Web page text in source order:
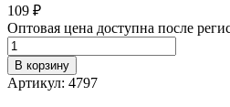
109 ₽
Оптовая цена доступна после
В корзину
Артикул: 4797